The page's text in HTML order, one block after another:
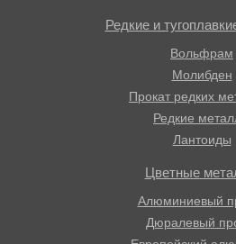
Редкие и
Вольфрам
Молибден
Прокат редких
Редкие
Лантоиды
Цветные
Алюминиевый
Дюралевый